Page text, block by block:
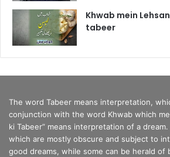
Khwab mein
tabeer
The word Tabeer means interpretation,
conjunction with the word Khwab which
ki Tabeer” means interpretation of a dream.
which are mostly obscure and subject to
good dreams, while some can be herald of